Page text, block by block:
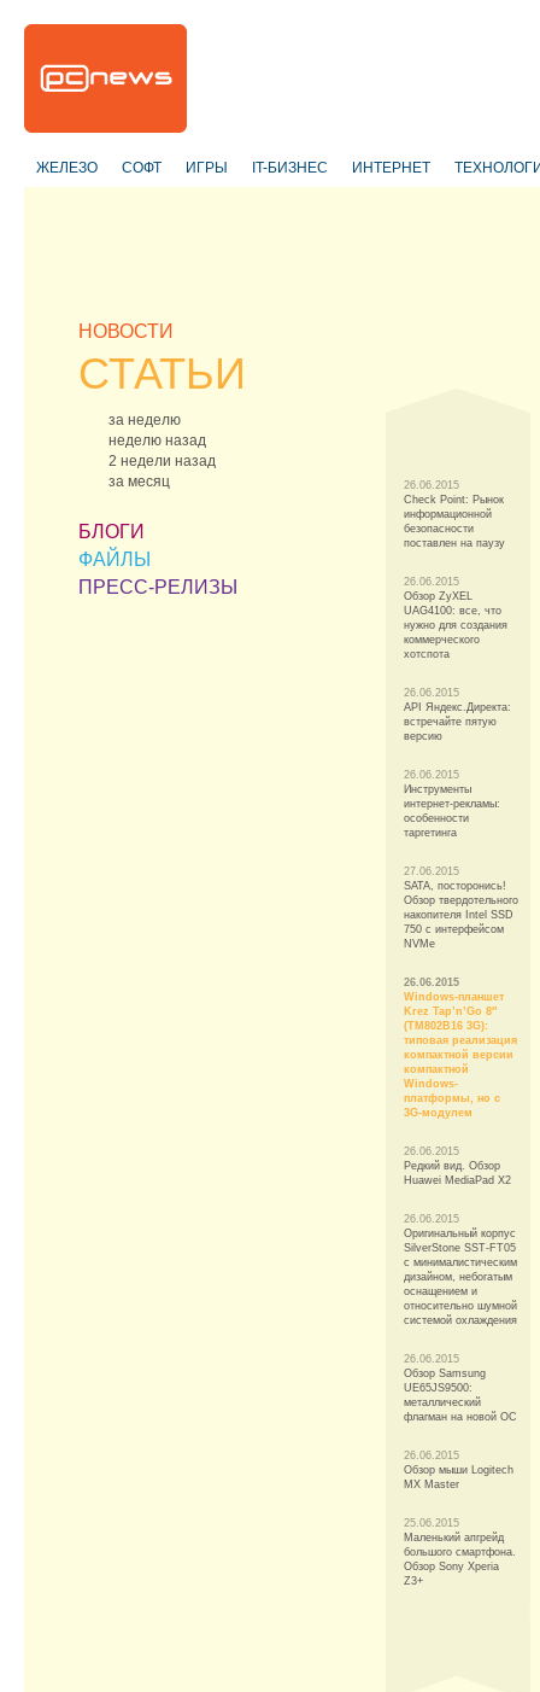
ЖЕЛЕЗО СОФТ ИГРЫ IT-БИЗНЕС ИНТЕРНЕТ
НОВОСТИ
СТАТЬИ
за неделю
неделю назад
2 недели назад
за месяц
БЛОГИ
ФАЙЛЫ
ПРЕСС-РЕЛИЗЫ
26.06.2015
Check Point: Рынок
информационной
безопасности
поставлен на паузу
26.06.2015
Обзор ZyXEL
UAG4100: все, что
нужно для создания
коммерческого
хотспота
26.06.2015
API Яндекс.Директа:
встречайте пятую
версию
26.06.2015
Инструменты
интернет-рекламы:
особенности
таргетинга
27.06.2015
SATA, посторонись!
Обзор твердотельного
накопителя Intel SSD
750 с интерфейсом
NVMe
26.06.2015
Windows-планшет
Krez Tap’n’Go 8″
(TM802B16 3G):
типовая реализация
компактной версии
компактной
Windows-
платформы, но с
3G-модулем
26.06.2015
Редкий вид. Обзор
Huawei MediaPad X2
26.06.2015
Оригинальный корпус
SilverStone SST-FT05
с минималистическим
дизайном, небогатым
оснащением и
относительно шумной
системой охлаждения
26.06.2015
Обзор Samsung
UE65JS9500:
металлический
флагман на новой ОС
26.06.2015
Обзор мыши Logitech
MX Master
25.06.2015
Маленький апгрейд
большого смартфона.
Обзор Sony Xperia
Z3+